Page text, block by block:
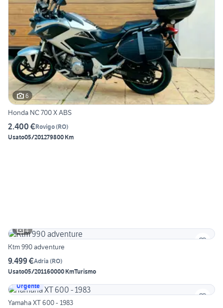
6
Honda NC 700 X ABS
2.400 €Rovigo(RO)
Usato05/201279800 Km
4
Ktm 990 adventure
9.499 €Adria (RO)
Usato05/201160000 KmTurismo
Urgente
Yamaha XT 600 - 1983